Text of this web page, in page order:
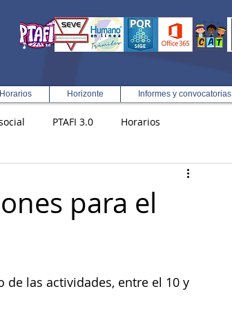
Horarios Horizonte Informes y convocatorias
PTAFI 3.0 Horarios
para el
las actividades, entre el 10 y